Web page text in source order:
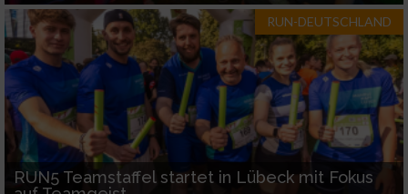
RUN-DEUTSCHLAND
RUN5 Teamstaffel startet in Lübeck mit Fokus